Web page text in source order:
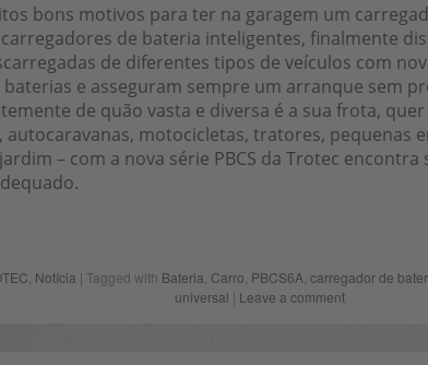
bons motivos para ter na garagem um
carregadores de bateria inteligentes, finalmente
de diferentes tipos de veículos com
e asseguram sempre um arranque sem
de quão vasta e diversa é a sua frota,
autocaravanas, motocicletas, tratores, pequenas
– com a nova série PBCS da Trotec
Notícia | Tagged with Bateria Carro PBCS6A ,carregador de
universal | Leave a comment